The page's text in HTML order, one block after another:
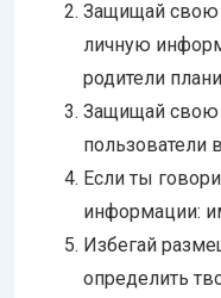
Защищай свою
личную
родители
Защищай свою
пользователи
Если ты
информации:
Избегай
определить